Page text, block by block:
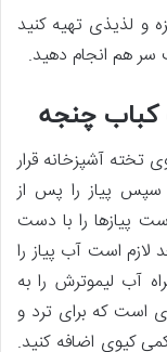
و لذیذی تهیه کنید
سر هم انجام دهید.
کباب چنجه
تخته آشپزخانه قرار
سپس پیاز را پس از
پیازها را با دست
لازم است آب پیاز را
به همراه آب لیموترش را به
است که برای ترد و
کیوی اضافه کنید.